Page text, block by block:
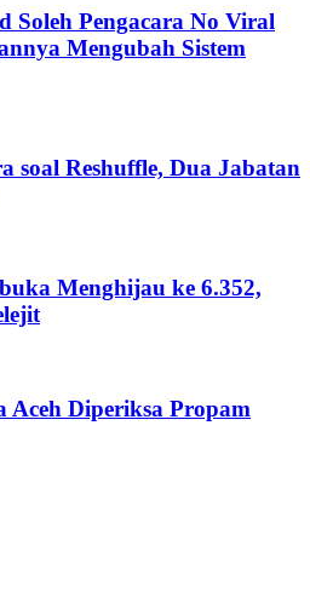
Soleh Pengacara No Viral
Mengubah Sistem
soal Reshuffle, Dua Jabatan
Menghijau ke 6.352,
Aceh Diperiksa Propam